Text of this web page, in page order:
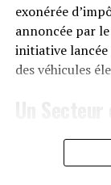
d’Anker SOLIX
1299 euros.
« early bird »
2025,
le Solarbank 2
exonérée
annoncée par
initiative lancée
des véhicules
Cette
que le marché